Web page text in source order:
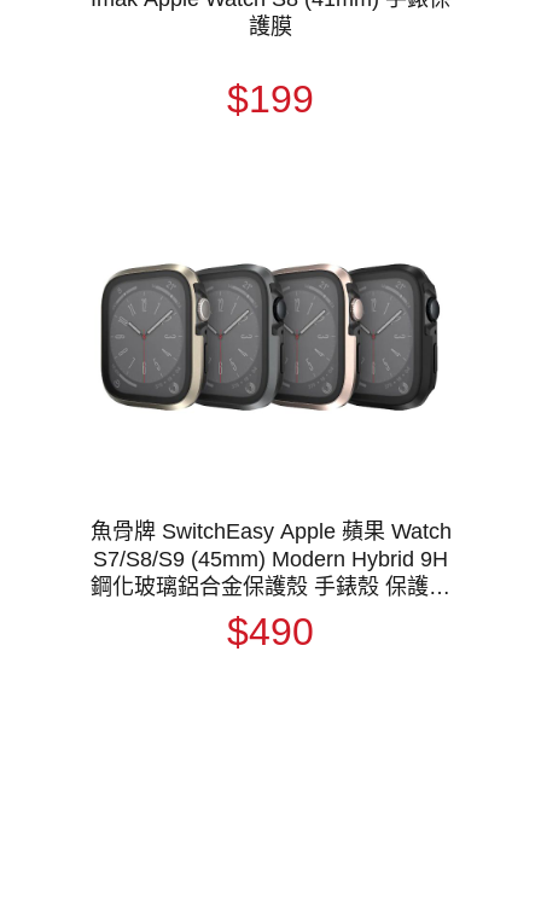
護膜
$199
魚骨牌 SwitchEasy Apple 蘋果 Watch
S7/S8/S9 (45mm) Modern Hybrid 9H
鋼化玻璃鋁合金保護殼 手錶殼 保護套
金屬邊框 殼膜一體
$490